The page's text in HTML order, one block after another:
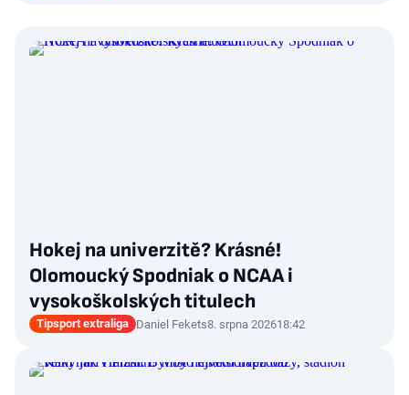
Hokej na univerzitě? Krásné!
Olomoucký Spodniak o NCAA i
vysokoškolských titulech
Tipsport extraliga Daniel Fekets8. srpna 202618:42